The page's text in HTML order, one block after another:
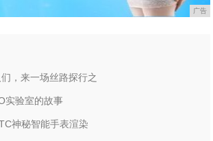
广告
，来一场丝路探行之
实验室的故事
神秘智能手表渲染